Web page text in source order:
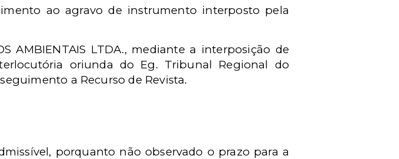
ao agravo de instrumento interposto pela
AMBIENTAIS LTDA., mediante a interposição de
oriunda do Eg. Tribunal Regional do
a Recurso de Revista.
porquanto não observado o prazo para a